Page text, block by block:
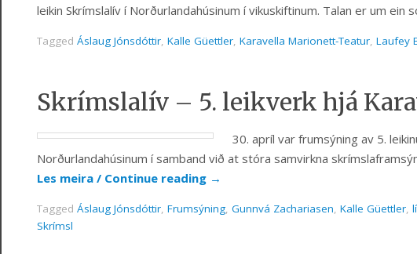
leikin Skrímslalív í Norðurlandahúsinum í vikuskiftinum. Talan er um ein
Tagged Áslaug Jónsdóttir, Kalle Güettler, Karavella Marionett-Teatur, Laufey
Skrímslalív – 5. leikverk hjá
30. apríl var frumsýning av 5.
Norðurlandahúsinum í samband við at stóra samvirkna
Les meira / Continue reading →
Tagged Áslaug Jónsdóttir, Frumsýning, Gunnvá Zachariasen, Kalle Güettler,
Skrímsl